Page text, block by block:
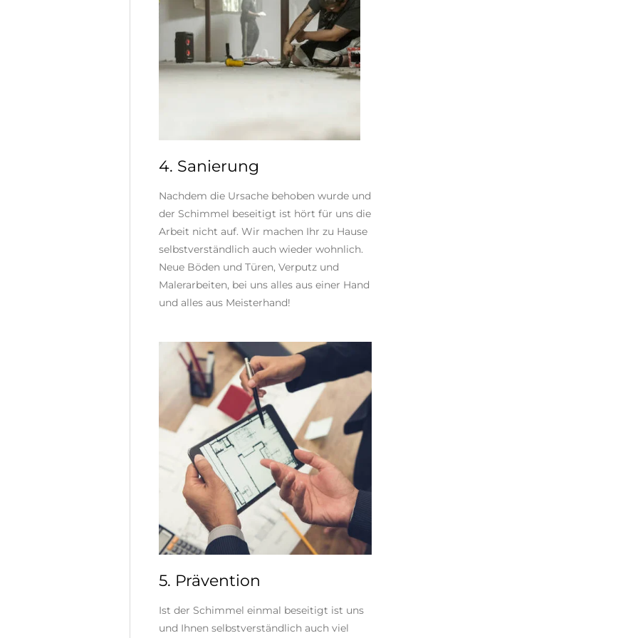
4. Sanierung
Nachdem die Ursache behoben wurde und
der Schimmel beseitigt ist hört für uns die
Arbeit nicht auf. Wir machen Ihr zu Hause
selbstverständlich auch wieder wohnlich.
Neue Böden und Türen, Verputz und
Malerarbeiten, bei uns alles aus einer Hand
und alles aus Meisterhand!
5. Prävention
Ist der Schimmel einmal beseitigt ist uns
und Ihnen selbstverständlich auch viel